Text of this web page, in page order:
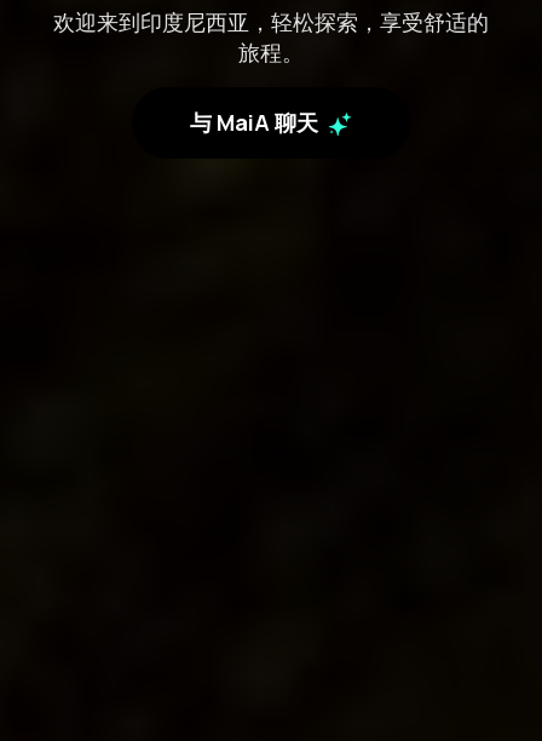
欢迎来到印度尼西亚，轻松探索，享受舒适的
旅程。
与 MaiA 聊天